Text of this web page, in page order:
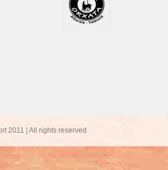
2011 | All rights reserved